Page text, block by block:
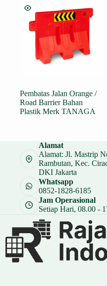
Pembatas Jalan Orange /
Road Barrier Bahan
Plastik Merk TANAGA
Alamat
Alamat: Jl. Mastrip
Rambutan, Kec.
DKI Jakarta
Whatsapp
0852-1828-6185
Jam Operasional
Setiap Hari, 08.00 -